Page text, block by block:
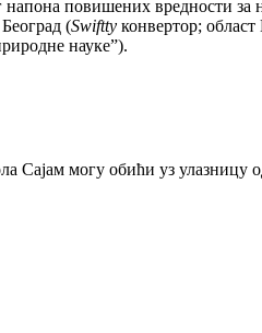
повишених вредности за
Београд (Swiftty конвертор;
науке”).
Сајам могу обићи уз